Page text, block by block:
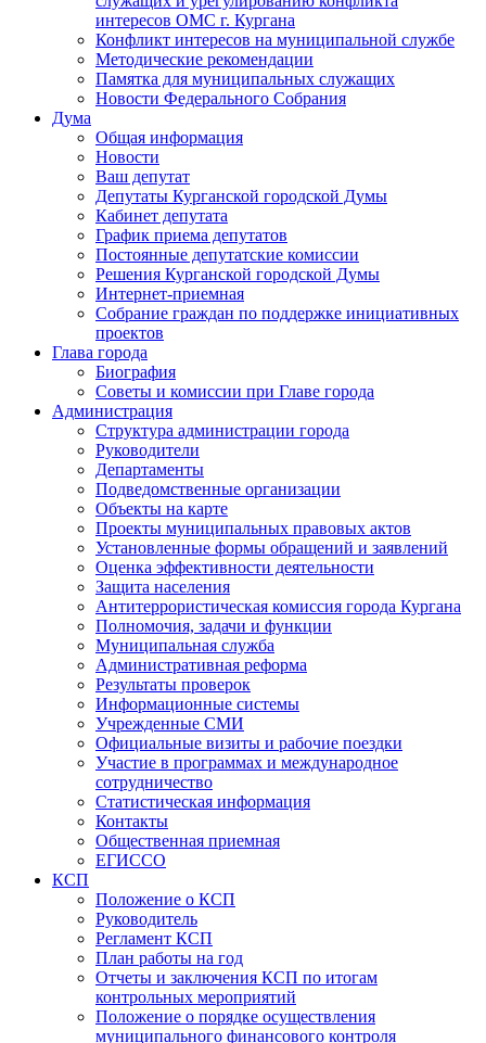
интересов ОМС г. Кургана
Конфликт интересов на муниципальной службе
Методические рекомендации
Памятка для муниципальных служащих
Новости Федерального Cобрания
Дума
Общая информация
Новости
Ваш депутат
Депутаты Курганской городской Думы
Кабинет депутата
График приема депутатов
Постоянные депутатские комиссии
Решения Курганской городской Думы
Интернет-приемная
Собрание граждан по поддержке инициативных
проектов
Глава города
Биография
Советы и комиссии при Главе города
Администрация
Структура администрации города
Руководители
Департаменты
Подведомственные организации
Объекты на карте
Проекты муниципальных правовых актов
Установленные формы обращений и заявлений
Оценка эффективности деятельности
Защита населения
Антитеррористическая комиссия города Кургана
Полномочия, задачи и функции
Муниципальная служба
Административная реформа
Результаты проверок
Информационные системы
Учрежденные СМИ
Официальные визиты и рабочие поездки
Участие в программах и международное
сотрудничество
Статистическая информация
Контакты
Общественная приемная
ЕГИССО
КСП
Положение о КСП
Руководитель
Регламент КСП
План работы на год
Отчеты и заключения КСП по итогам
контрольных мероприятий
Положение о порядке осуществления
муниципального финансового контроля